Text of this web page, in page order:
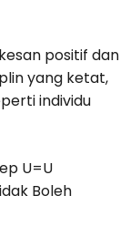
positif dan
yang ketat,
individu
U=U
Boleh